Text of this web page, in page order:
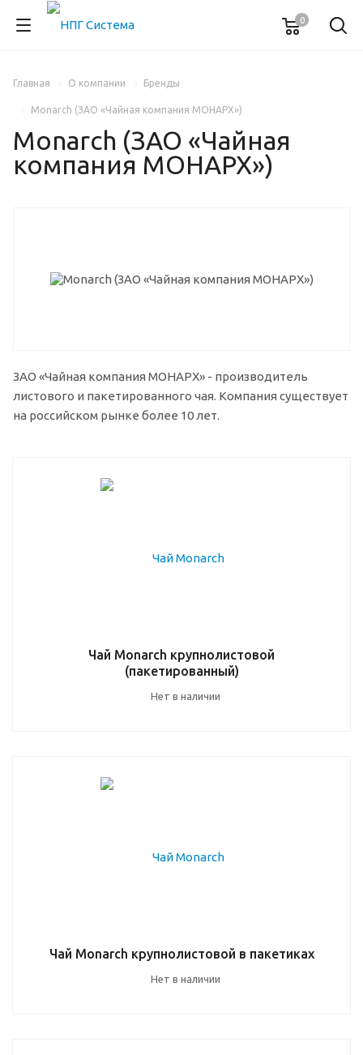
0
Главная О компании Бренды
Monarch (ЗАО «Чайная компания МОНАРХ»)
Monarch (ЗАО «Чайная
компания МОНАРХ»)
ЗАО «Чайная компания МОНАРХ» - производитель
листового и пакетированного чая. Компания существует
на российском рынке более 10 лет.
Чай Monarch крупнолистовой
(пакетированный)
Нет в наличии
Чай Monarch крупнолистовой в пакетиках
Нет в наличии